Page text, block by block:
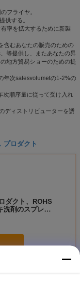
フライヤ。
供する。
率を拡大するために新製
含むあなたの販売のための
等提供し、またあなたの昇
地方貿易ショーのための提
年次salesvolumetの1-2%の
次順序量に従って受け入れ
ディストリビューターを誘
プロダクト
ダクト、ROHS
洗剤のスプレー